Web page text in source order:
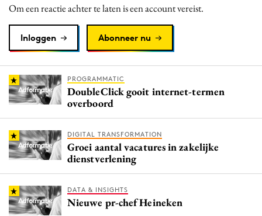
PR
Purpose Marketing
Reputatie & crisis
Om een reactie achter te laten is een account vereist.
Inloggen Abonneer nu
PROGRAMMATIC
DoubleClick gooit internet-termen
overboord
DIGITAL TRANSFORMATION
Groei aantal vacatures in zakelijke
dienstverlening
DATA & INSIGHTS
Nieuwe pr-chef Heineken